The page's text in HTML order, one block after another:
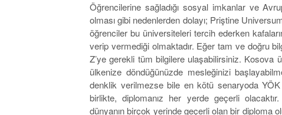
Öğrencilerine sağladığı sosyal imkanlar ve
olması gibi nedenlerden dolayı; Priştine
öğrenciler bu üniversiteleri tercih ederken
verip vermediği olmaktadır. Eğer tam ve doğru
Z’ye gerekli tüm bilgilere ulaşabilirsiniz. Kosova
ülkenize döndüğünüzde mesleğinizi
denklik verilmezse bile en kötü senaryoda YÖK
birlikte, diplomanız her yerde geçerli
dünyanın birçok yerinde geçerli olan bir diploma